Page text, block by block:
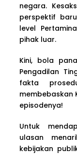
negara.
perspektif
level
pihak luar.
Kini, bola
Pengadilan
fakta
membebaskan
episodenya!
Untuk
ulasan
kebijakan